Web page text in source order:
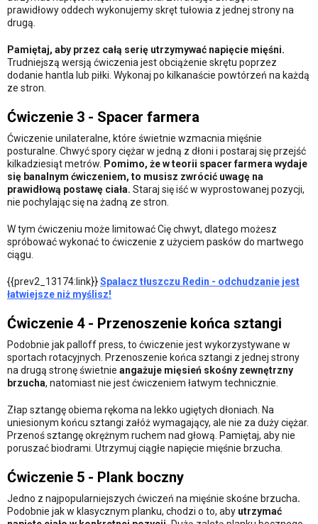
prawidłowy oddech wykonujemy skręt tułowia z jednej strony na
drugą.
Pamiętaj, aby przez całą serię utrzymywać napięcie mięśni.
Trudniejszą wersją ćwiczenia jest obciążenie skrętu poprzez
dodanie hantla lub piłki. Wykonaj po kilkanaście powtórzeń na każdą
ze stron.
Ćwiczenie 3 - Spacer farmera
Ćwiczenie unilateralne, które świetnie wzmacnia mięśnie
posturalne. Chwyć spory ciężar w jedną z dłoni i postaraj się przejść
kilkadziesiąt metrów. Pomimo, że w teorii spacer farmera wydaje
się banalnym ćwiczeniem, to musisz zwrócić uwagę na
prawidłową postawę ciała. Staraj się iść w wyprostowanej pozycji,
nie pochylając się na żadną ze stron.
W tym ćwiczeniu może limitować Cię chwyt, dlatego możesz
spróbować wykonać to ćwiczenie z użyciem pasków do martwego
ciągu.
{{prev2_13174:link}}Spalacz tłuszczu Redin - odchudzanie jest
łatwiejsze niż myślisz!
Ćwiczenie 4 - Przenoszenie końca sztangi
Podobnie jak palloff press, to ćwiczenie jest wykorzystywane w
sportach rotacyjnych. Przenoszenie końca sztangi z jednej strony
na drugą stronę świetnie angażuje mięsień skośny zewnętrzny
brzucha, natomiast nie jest ćwiczeniem łatwym technicznie.
Złap sztangę obiema rękoma na lekko ugiętych dłoniach. Na
uniesionym końcu sztangi załóż wymagający, ale nie za duży ciężar.
Przenoś sztangę okrężnym ruchem nad głową. Pamiętaj, aby nie
poruszać biodrami. Utrzymuj ciągłe napięcie mięśnie brzucha.
Ćwiczenie 5 - Plank boczny
Jedno z najpopularniejszych ćwiczeń na mięśnie skośne brzucha.
Podobnie jak w klasycznym planku, chodzi o to, aby utrzymać